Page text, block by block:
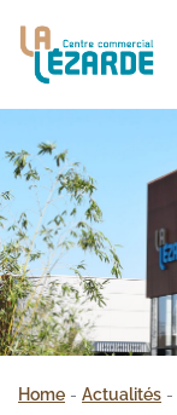
Home - Actualités -